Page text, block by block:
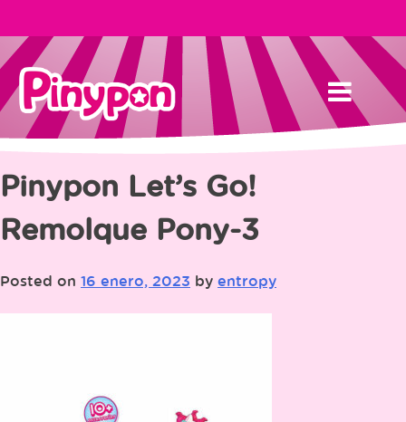
to
content
Pinypon Let’s Go!
Remolque Pony-3
Posted on 16 enero, 2023 by entropy